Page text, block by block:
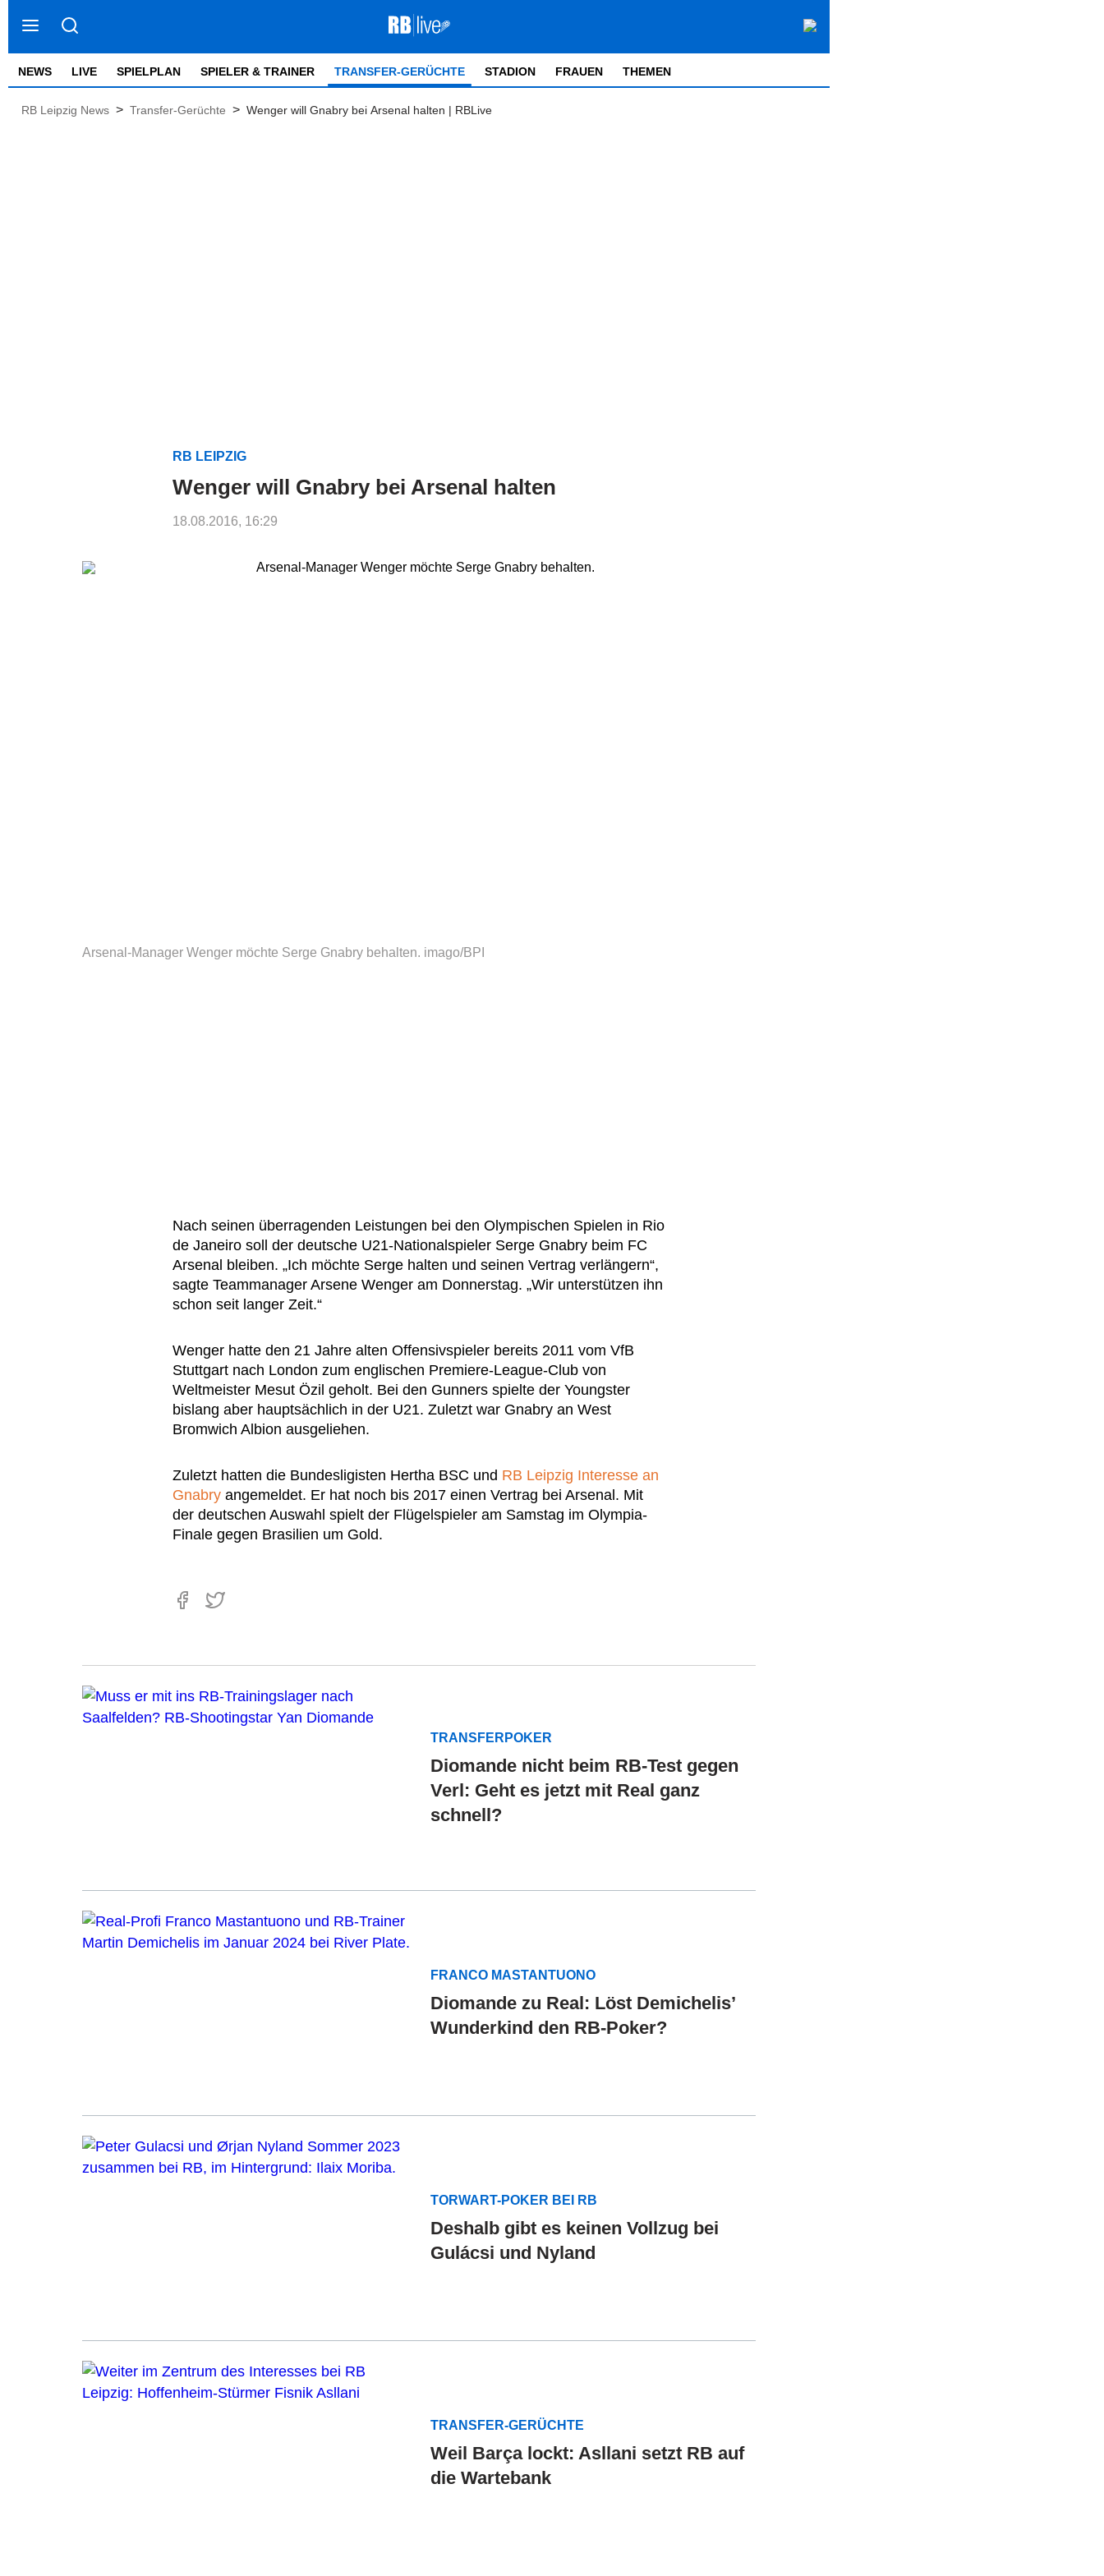
NEWS LIVE SPIELPLAN SPIELER & TRAINER TRANSFER-GERÜCHTE STADION FRAUEN THEMEN
RB Leipzig News > Transfer-Gerüchte > Wenger will Gnabry bei Arsenal halten | RBLive
RB LEIPZIG
Wenger will Gnabry bei Arsenal halten
18.08.2016, 16:29
Arsenal-Manager Wenger möchte Serge Gnabry behalten. imago/BPI
Nach seinen überragenden Leistungen bei den Olympischen Spielen in Rio
de Janeiro soll der deutsche U21-Nationalspieler Serge Gnabry beim FC
Arsenal bleiben. „Ich möchte Serge halten und seinen Vertrag verlängern“,
sagte Teammanager Arsene Wenger am Donnerstag. „Wir unterstützen ihn
schon seit langer Zeit.“
Wenger hatte den 21 Jahre alten Offensivspieler bereits 2011 vom VfB
Stuttgart nach London zum englischen Premiere-League-Club von
Weltmeister Mesut Özil geholt. Bei den Gunners spielte der Youngster
bislang aber hauptsächlich in der U21. Zuletzt war Gnabry an West
Bromwich Albion ausgeliehen.
Zuletzt hatten die Bundesligisten Hertha BSC und RB Leipzig Interesse an
Gnabry angemeldet. Er hat noch bis 2017 einen Vertrag bei Arsenal. Mit
der deutschen Auswahl spielt der Flügelspieler am Samstag im Olympia-
Finale gegen Brasilien um Gold.
TRANSFERPOKER
Diomande nicht beim RB-Test gegen
Verl: Geht es jetzt mit Real ganz
schnell?
FRANCO MASTANTUONO
Diomande zu Real: Löst Demichelis’
Wunderkind den RB-Poker?
TORWART-POKER BEI RB
Deshalb gibt es keinen Vollzug bei
Gulácsi und Nyland
TRANSFER-GERÜCHTE
Weil Barça lockt: Asllani setzt RB auf
die Wartebank